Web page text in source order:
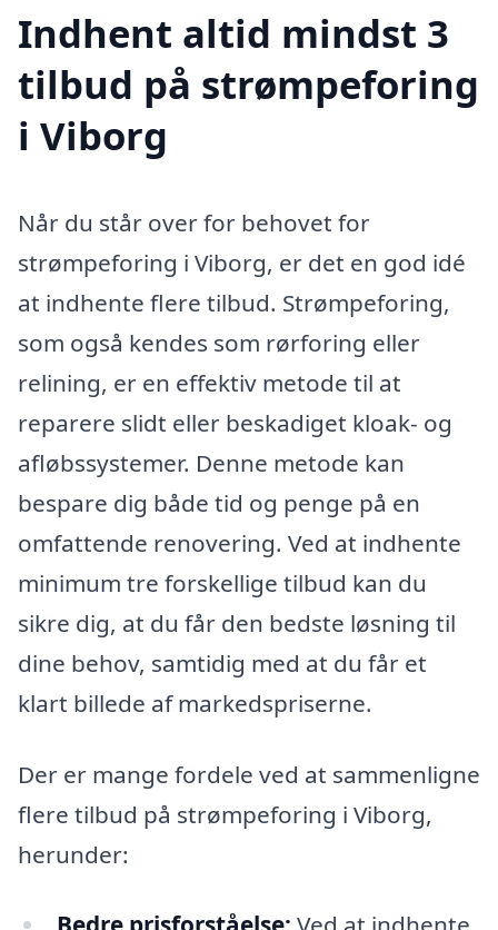
Indhent altid mindst 3
tilbud på strømpeforing
i Viborg
Når du står over for behovet for
strømpeforing i Viborg, er det en god idé
at indhente flere tilbud. Strømpeforing,
som også kendes som rørforing eller
relining, er en effektiv metode til at
reparere slidt eller beskadiget kloak- og
afløbssystemer. Denne metode kan
bespare dig både tid og penge på en
omfattende renovering. Ved at indhente
minimum tre forskellige tilbud kan du
sikre dig, at du får den bedste løsning til
dine behov, samtidig med at du får et
klart billede af markedspriserne.
Der er mange fordele ved at sammenligne
flere tilbud på strømpeforing i Viborg,
herunder: